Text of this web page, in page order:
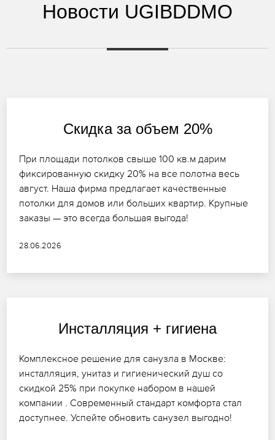
Новости UGIBDDMO
Скидка за объем 20%
При площади потолков свыше 100 кв.м дарим
фиксированную скидку 20% на все полотна весь
август. Наша фирма предлагает качественные
потолки для домов или больших квартир. Крупные
заказы — это всегда большая выгода!
28.06.2026
Инсталляция + гигиена
Комплексное решение для санузла в Москве:
инсталляция, унитаз и гигиенический душ со
скидкой 25% при покупке набором в нашей
компании . Современный стандарт комфорта стал
доступнее. Успейте обновить санузел выгодно!